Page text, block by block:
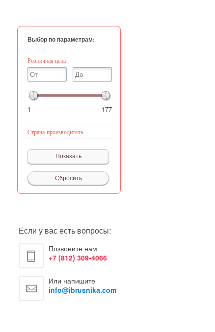
Выбор по параметрам:
Розничная цена
177
1
Страна-производитель
Если у вас есть вопросы:
Позвоните нам
+7 (812) 309-4066
Или напишите
info@ibrusnika.com